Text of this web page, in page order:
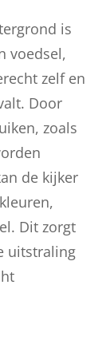
is
voedsel,
zelf en
Door
zoals
de kijker
Dit zorgt
uitstraling